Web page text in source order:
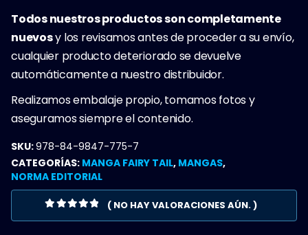
Todos nuestros productos son completamente
nuevosy los revisamos antes de proceder a su envío,
cualquier producto deteriorado se devuelve
automáticamente a nuestro distribuidor.
Realizamos embalaje propio, tomamos fotos y
aseguramos siempre el contenido.
SKU:978-84-9847-775-7
CATEGORÍAS: MANGA FAIRY TAIL, MANGAS,
NORMA EDITORIAL
( NO HAY VALORACIONES AÚN. )